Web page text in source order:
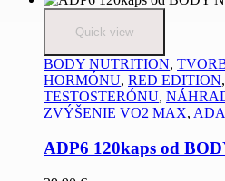
Quick view
BODY NUTRITION,
HORMÓNU, RED EDITION,
TESTOSTERÓNU,
ZVÝŠENIE VO2 MAX,
ADP6 120kaps od